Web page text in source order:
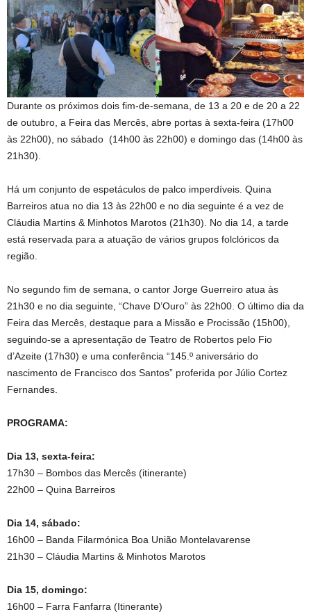
Durante os próximos dois fim-de-semana, de 13 a 20 e de 20 a 22
de outubro, a Feira das Mercês, abre portas à sexta-feira (17h00
às 22h00), no sábado (14h00 às 22h00) e domingo das (14h00 às
21h30).
Há um conjunto de espetáculos de palco imperdíveis. Quina
Barreiros atua no dia 13 às 22h00 e no dia seguinte é a vez de
Cláudia Martins & Minhotos Marotos (21h30). No dia 14, a tarde
está reservada para a atuação de vários grupos folclóricos da
região.
No segundo fim de semana, o cantor Jorge Guerreiro atua às
21h30 e no dia seguinte, “Chave D’Ouro” às 22h00. O último dia da
Feira das Mercês, destaque para a Missão e Procissão (15h00),
seguindo-se a apresentação de Teatro de Robertos pelo Fio
d’Azeite (17h30) e uma conferência “145.º aniversário do
nascimento de Francisco dos Santos” proferida por Júlio Cortez
Fernandes.
PROGRAMA:
Dia 13, sexta-feira:
17h30 – Bombos das Mercês (itinerante)
22h00 – Quina Barreiros
Dia 14, sábado:
16h00 – Banda Filarmónica Boa União Montelavarense
21h30 – Cláudia Martins & Minhotos Marotos
Dia 15, domingo:
16h00 – Farra Fanfarra (Itinerante)